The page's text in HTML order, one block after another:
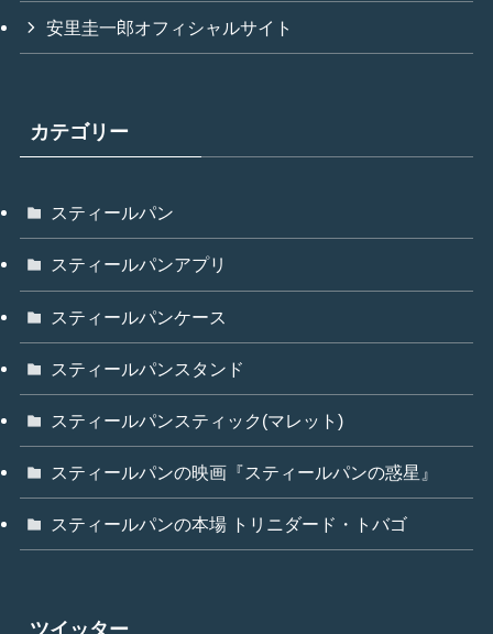
安里圭一郎オフィシャルサイト
カテゴリー
スティールパン
スティールパンアプリ
スティールパンケース
スティールパンスタンド
スティールパンスティック(マレット)
スティールパンの映画『スティールパンの惑星』
スティールパンの本場 トリニダード・トバゴ
ツイッター